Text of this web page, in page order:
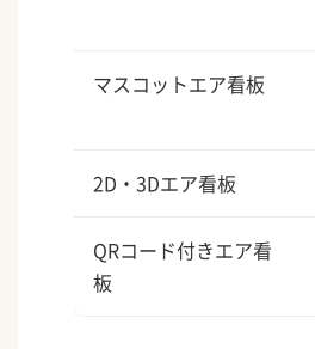
マスコットエア看板
2D・3Dエア看板
QRコード付きエア看
板